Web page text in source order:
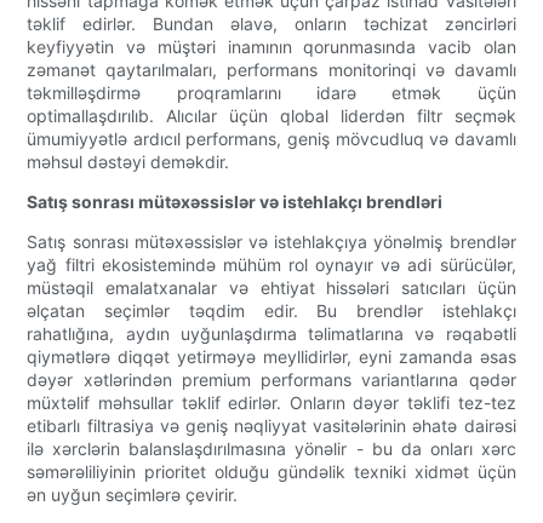
təklif edirlər. Bundan əlavə, onların təchizat zəncirləri
keyfiyyətin və müştəri inamının qorunmasında vacib olan
zəmanət qaytarılmaları, performans monitorinqi və davamlı
təkmilləşdirmə proqramlarını idarə etmək üçün
optimallaşdırılıb. Alıcılar üçün qlobal liderdən filtr seçmək
ümumiyyətlə ardıcıl performans, geniş mövcudluq və davamlı
məhsul dəstəyi deməkdir.
Satış sonrası mütəxəssislər və istehlakçı brendləri
Satış sonrası mütəxəssislər və istehlakçıya yönəlmiş brendlər
yağ filtri ekosistemində mühüm rol oynayır və adi sürücülər,
müstəqil emalatxanalar və ehtiyat hissələri satıcıları üçün
əlçatan seçimlər təqdim edir. Bu brendlər istehlakçı
rahatlığına, aydın uyğunlaşdırma təlimatlarına və rəqabətli
qiymətlərə diqqət yetirməyə meyllidirlər, eyni zamanda əsas
dəyər xətlərindən premium performans variantlarına qədər
müxtəlif məhsullar təklif edirlər. Onların dəyər təklifi tez-tez
etibarlı filtrasiya və geniş nəqliyyat vasitələrinin əhatə dairəsi
ilə xərclərin balanslaşdırılmasına yönəlir - bu da onları xərc
səmərəliliyinin prioritet olduğu gündəlik texniki xidmət üçün
ən uyğun seçimlərə çevirir.